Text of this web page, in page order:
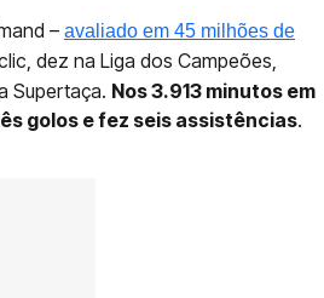
– avaliado em 45 milhões de
dez na Liga dos Campeões,
Supertaça. Nos 3.913 minutos em
golos e fez seis assistências.